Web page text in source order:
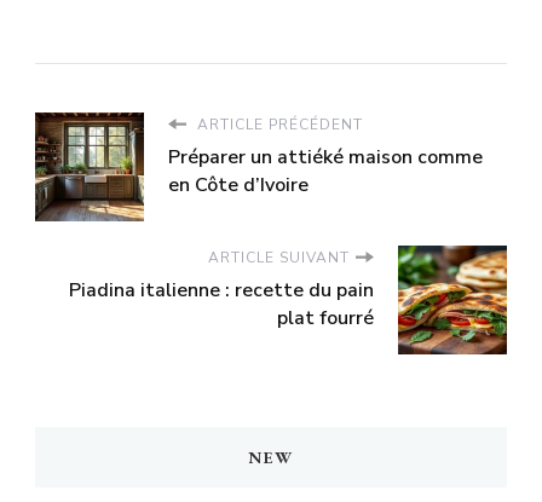
ARTICLE PRÉCÉDENT
Préparer un attiéké maison comme
en Côte d’Ivoire
ARTICLE SUIVANT
Piadina italienne : recette du pain
plat fourré
NEW